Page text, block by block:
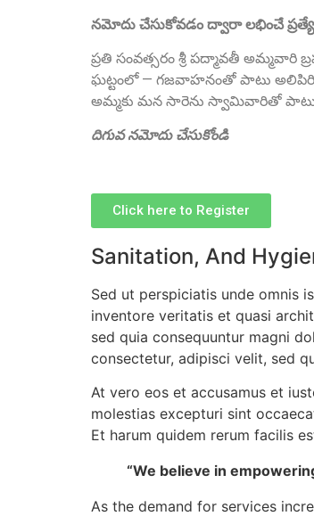
నమోదు చేసుకోవడం ద్వారా లభించే
ప్రతి సంవత్సరం శ్రీ పద్మావతీ
ఘట్టంలో — గజవాహనంతో పాటు అలిపిరి
అమ్మకు మన సారెను స్వామివారితో పాటు
దిగువ నమోదు చేసుకోండి
Click here to Register
Sanitation, And
Sed ut perspiciatis unde omnis
inventore veritatis et quasi
sed quia consequuntur magni
consectetur, adipisci velit, sed
At vero eos et accusamus et
molestias excepturi sint
Et harum quidem rerum facilis
“We believe in
As the demand for services